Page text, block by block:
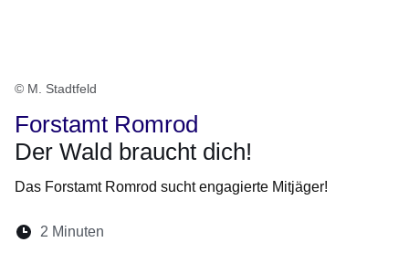
© M. Stadtfeld
Forstamt Romrod
Der Wald braucht dich!
Das Forstamt Romrod sucht engagierte Mitjäger!
Lesedauer:
2 Minuten